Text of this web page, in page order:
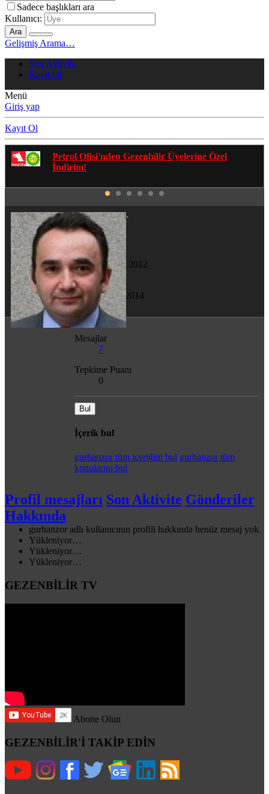
Sadece başlıkları ara
Kullanıcı:
Ara
Gelişmiş Arama…
Son Aktivite
Kayıt Ol
Menü
Giriş yap
Kayıt Ol
Gezenbilir Whatsapp Grupları'na Katılmak İçin
Tıklayın
gurhanzor
Yeni Üye
Katılım
15 Mar 2012
Son görülme
7 Tem 2014
Mesajlar
7
Tepkime Puanı
0
Bul
İçerik bul
gurhanzor tüm içeriğini bul gurhanzor tüm
konularını bul
Profil mesajları Son Aktivite Gönderiler
Hakkında
gurhanzor adlı kullanıcının profili hakkında henüz mesaj yok.
Yükleniyor…
Yükleniyor…
Yükleniyor…
GEZENBİLİR TV
Abone Olun
GEZENBİLİR'İ TAKİP EDİN